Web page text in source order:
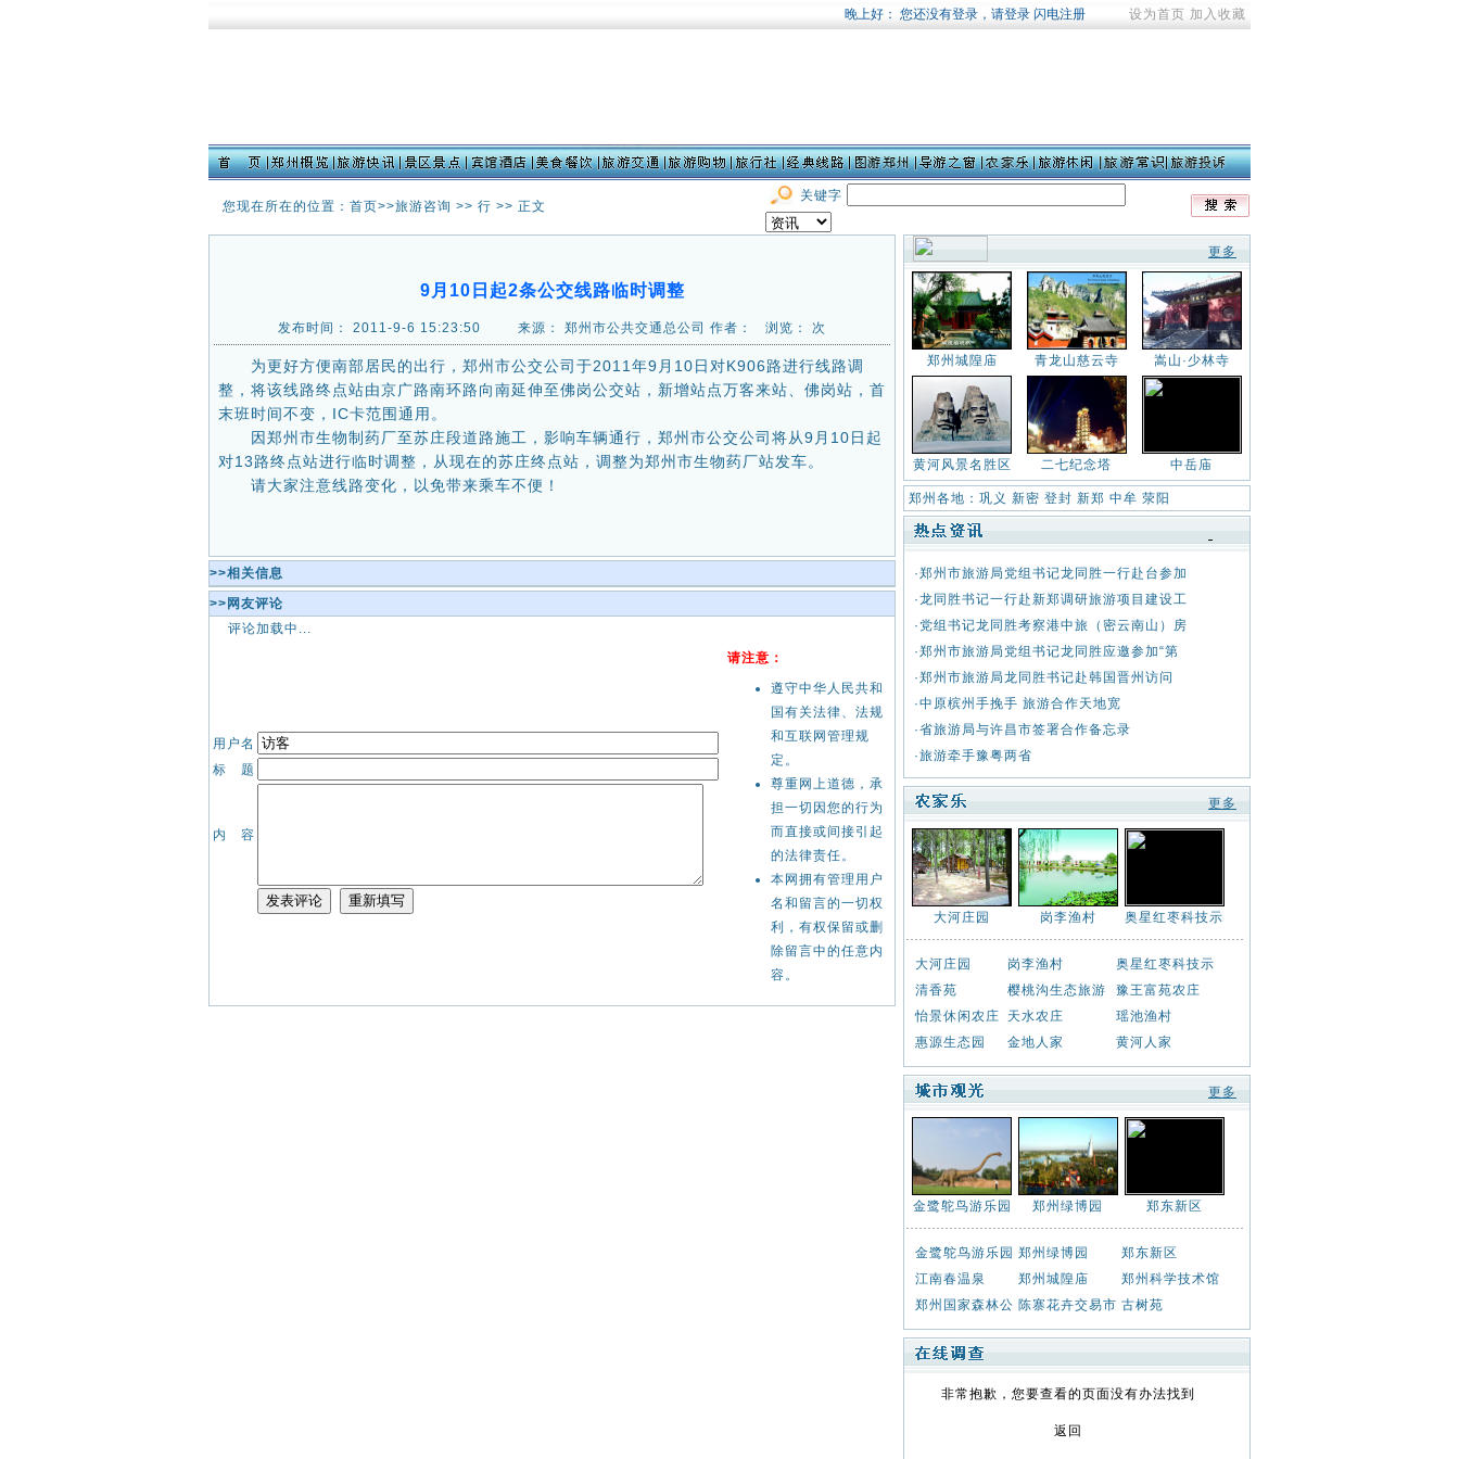
设为首页 加入收藏
您现在所在的位置：首页>>旅游咨询 >> 行 >> 正文
关键字
9月10日起2条公交线路临时调整
发布时间： 2011-9-6 15:23:50 来源： 郑州市公共交通总公司 作者： 浏览： 次
为更好方便南部居民的出行，郑州市公交公司于2011年9月10日对K906路进行线路调
整，将该线路终点站由京广路南环路向南延伸至佛岗公交站，新增站点万客来站、佛岗站，首
末班时间不变，IC卡范围通用。
因郑州市生物制药厂至苏庄段道路施工，影响车辆通行，郑州市公交公司将从9月10日起
对13路终点站进行临时调整，从现在的苏庄终点站，调整为郑州市生物药厂站发车。
请大家注意线路变化，以免带来乘车不便！
>>相关信息
>>网友评论
评论加载中...
用户名
标 题
内 容
请注意：
遵守中华人民共和
国有关法律、法规
和互联网管理规
定。
尊重网上道德，承
担一切因您的行为
而直接或间接引起
的法律责任。
本网拥有管理用户
名和留言的一切权
利，有权保留或删
除留言中的任意内
容。
更多
郑州城隍庙 青龙山慈云寺 嵩山·少林寺
黄河风景名胜区 二七纪念塔 中岳庙
郑州各地： 巩义 新密 登封 新郑 中牟 荥阳
·郑州市旅游局党组书记龙同胜一行赴台参加
·龙同胜书记一行赴新郑调研旅游项目建设工
·党组书记龙同胜考察港中旅（密云南山）房
·郑州市旅游局党组书记龙同胜应邀参加“第
·郑州市旅游局龙同胜书记赴韩国晋州访问
·中原槟州手挽手 旅游合作天地宽
·省旅游局与许昌市签署合作备忘录
·旅游牵手豫粤两省
更多
大河庄园 岗李渔村 奥星红枣科技示
大河庄园 岗李渔村
奥星红枣科技示
清香苑
樱桃沟生态旅游
豫王富苑农庄
怡景休闲农庄
天水农庄
瑶池渔村
惠源生态园
金地人家 黄河人家
更多
金鹭鸵鸟游乐园 郑州绿博园 郑东新区
金鹭鸵鸟游乐园 郑州绿博园
郑东新区
江南春温泉
郑州城隍庙
郑州科学技术馆
郑州国家森林公 陈寨花卉交易市 古树苑
非常抱歉，您要查看的页面没有办法找到
返回